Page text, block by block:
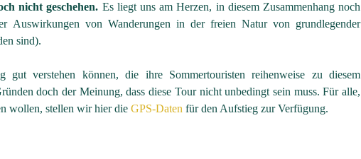
nicht geschehen. Es liegt uns am Herzen, in diesem Zusammenhang noch
Auswirkungen von Wanderungen in der freien Natur von grundlegender
sind).
verstehen können, die ihre Sommertouristen reihenweise zu diesem
doch der Meinung, dass diese Tour nicht unbedingt sein muss. Für alle,
wollen, stellen wir hier die GPS-Daten für den Aufstieg zur Verfügung.